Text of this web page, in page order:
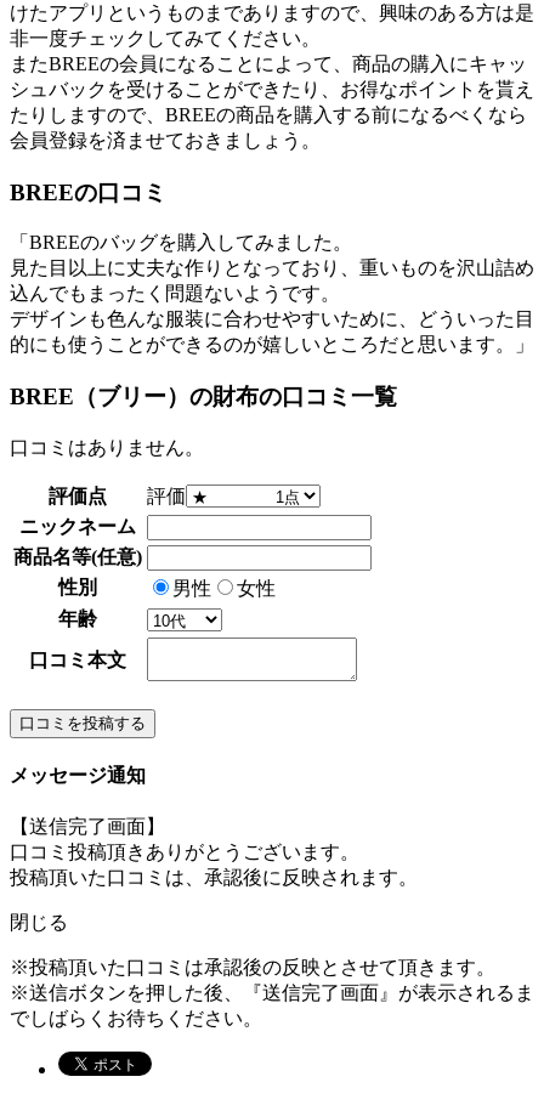
けたアプリというものまでありますので、興味のある方は是
非一度チェックしてみてください。
またBREEの会員になることによって、商品の購入にキャッ
シュバックを受けることができたり、お得なポイントを貰え
たりしますので、BREEの商品を購入する前になるべくなら
会員登録を済ませておきましょう。
BREEの口コミ
「BREEのバッグを購入してみました。
見た目以上に丈夫な作りとなっており、重いものを沢山詰め
込んでもまったく問題ないようです。
デザインも色んな服装に合わせやすいために、どういった目
的にも使うことができるのが嬉しいところだと思います。」
BREE（ブリー）の財布の口コミ一覧
口コミはありません。
評価点
評価
ニックネーム
商品名等(任意)
性別
男性
女性
年齢
口コミ本文
メッセージ通知
【送信完了画面】
口コミ投稿頂きありがとうございます。
投稿頂いた口コミは、承認後に反映されます。
閉じる
※投稿頂いた口コミは承認後の反映とさせて頂きます。
※送信ボタンを押した後、『送信完了画面』が表示されるま
でしばらくお待ちください。